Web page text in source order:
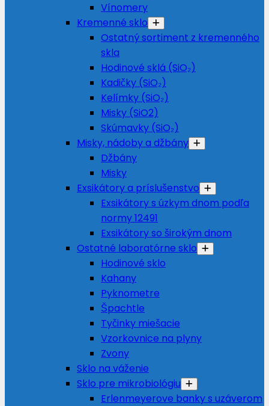
Vínomery
Kremenné sklo
Ostatný sortiment z kremenného
skla
Hodinové sklá (SiO₂)
Kadičky (SiO₂)
Kelímky (SiO₂)
Misky (SiO2)
Skúmavky (SiO₂)
Misky, nádoby a džbány
Džbány
Misky
Exsikátory a príslušenstvo
Exsikátory s úzkym dnom podľa
normy 12491
Exsikátory so širokým dnom
Ostatné laboratórne sklo
Hodinové sklo
Kahany
Pyknometre
Špachtle
Tyčinky miešacie
Vzorkovnice na plyny
Zvony
Sklo na váženie
Sklo pre mikrobiológiu
Erlenmeyerove banky s uzáverom